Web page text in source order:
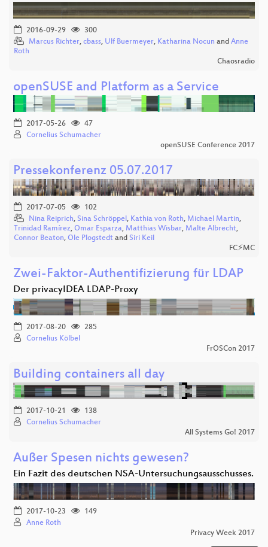
2016-09-29
300
Marcus Richter, cbass, Ulf Buermeyer, Katharina Nocun and Anne
Roth
Chaosradio
openSUSE and Platform as a Service
2017-05-26
47
Cornelius Schumacher
openSUSE Conference 2017
Pressekonferenz 05.07.2017
2017-07-05
102
Nina Reiprich, Sina Schröppel, Kathia von Roth, Michael Martin,
Trinidad Ramírez, Omar Esparza, Matthias Wisbar, Malte Albrecht,
Connor Beaton, Ole Plogstedt and Siri Keil
FC⚡MC
Zwei-Faktor-Authentifizierung für LDAP
Der privacyIDEA LDAP-Proxy
2017-08-20
285
Cornelius Kölbel
FrOSCon 2017
Building containers all day
2017-10-21
138
Cornelius Schumacher
All Systems Go! 2017
Außer Spesen nichts gewesen?
Ein Fazit des deutschen NSA-Untersuchungsausschusses.
2017-10-23
149
Anne Roth
Privacy Week 2017